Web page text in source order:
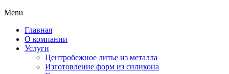
Menu
Главная
О компании
Услуги
Центробежное литье из металла
Изготовление форм из силикона